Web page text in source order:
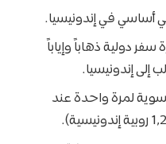
أساسي في إندونيسيا.
سفر دولية ذهاباً وإياباً
إلى إندونيسيا.
لمرة واحدة عند